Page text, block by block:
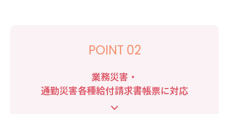
POINT 02
業務災害・
通勤災害各種給付請求書帳票に対応